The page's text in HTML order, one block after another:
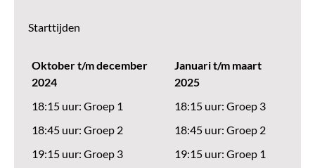
Starttijden
Oktober t/m december
2024
Januari t/m maart
2025
18:15 uur: Groep 1
18:15 uur: Groep 3
18:45 uur: Groep 2
18:45 uur: Groep 2
19:15 uur: Groep 3
19:15 uur: Groep 1